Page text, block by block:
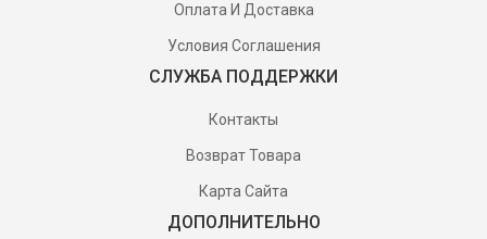
Оплата И Доставка
Условия Соглашения
СЛУЖБА ПОДДЕРЖКИ
Контакты
Возврат Товара
Карта Сайта
ДОПОЛНИТЕЛЬНО